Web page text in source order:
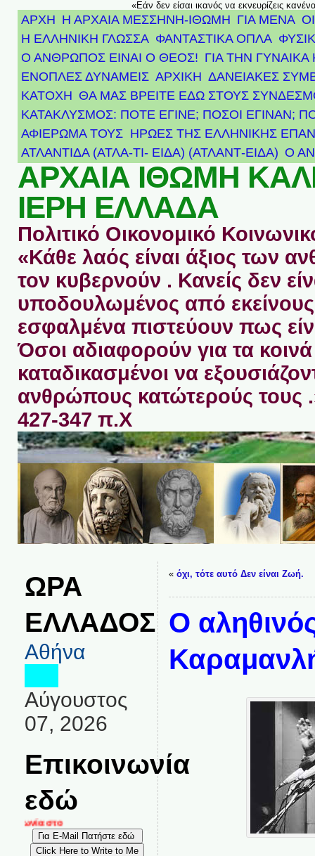
«Εάν δεν είσαι ικανός να εκνευρίζεις
ΑΡΧΗ Η ΑΡΧΑΙΑ ΜΕΣΣΗΝΗ-ΙΘΩΜΗ ΓΙΑ ΜΕΝΑ
Η ΕΛΛΗΝΙΚΗ ΓΛΩΣΣΑ ΦΑΝΤΑΣΤΙΚΑ ΟΠΛΑ
Ο ΑΝΘΡΩΠΟΣ ΕΙΝΑΙ Ο ΘΕΟΣ! ΓΙΑ ΤΗΝ ΓΥΝΑΙΚΑ
ΕΝΟΠΛΕΣ ΔΥΝΑΜΕΙΣ ΑΡΧΙΚΉ ΔΑΝΕΙΑΚΕΣ
ΚΑΤΟΧΗ ΘΑ ΜΑΣ ΒΡΕΙΤΕ ΕΔΩ ΣΤΟΥΣ
ΚΑΤΑΚΛΥΣΜΟΣ: ΠΟΤΕ ΕΓΙΝΕ; ΠΟΣΟΙ ΕΓΙΝΑΝ;
ΑΦΙΈΡΩΜΑ ΤΟΥΣ ΉΡΩΕΣ ΤΗΣ ΕΛΛΗΝΙΚΉΣ
ΑΤΛΑΝΤΊΔΑ (ΑΤΛΑ-ΤΙ- ΕΙΔΑ) (ΑΤΛΑΝΤ-ΕΙΔΑ) Ο
ΑΡΧΑΙΑ ΙΘΩΜΗ
ΙΕΡΗ ΕΛΛΑΔΑ
Πολιτικό Οικονομικό
«Κάθε λαός είναι άξιος των
τον κυβερνούν . Κανείς δεν
υποδουλωμένος από
εσφαλμένα πιστεύουν πως
Όσοι αδιαφορούν για τα κοινά
καταδικασμένοι να
ανθρώπους κατώτερούς τους
427-347 π.Χ
ΩΡΑ
ΕΛΛΑΔΟΣ
Αθήνα
Αύγουστος
07, 2026
Επικοινωνία
εδώ
στο
« όχι, τότε αυτό Δεν είναι Ζωή.
Ο